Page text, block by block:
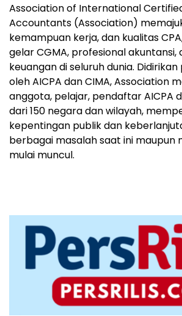
Association of International
Accountants (Association)
kemampuan kerja, dan kualitas
gelar CGMA, profesional
keuangan di seluruh dunia. Didirikan
oleh AICPA dan CIMA, Association
anggota, pelajar, pendaftar AICPA
dari 150 negara dan wilayah,
kepentingan publik dan
berbagai masalah saat ini maupun
mulai muncul.